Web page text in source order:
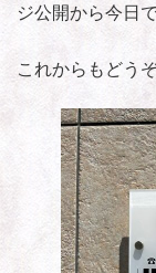
ジ公開から今日
これからもどう